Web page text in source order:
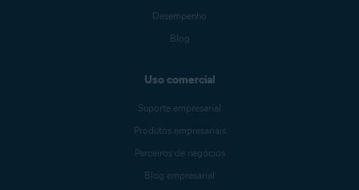
Desempenho
Blog
Uso comercial
Suporte empresarial
Produtos empresariais
Parceiros de negócios
Blog empresarial